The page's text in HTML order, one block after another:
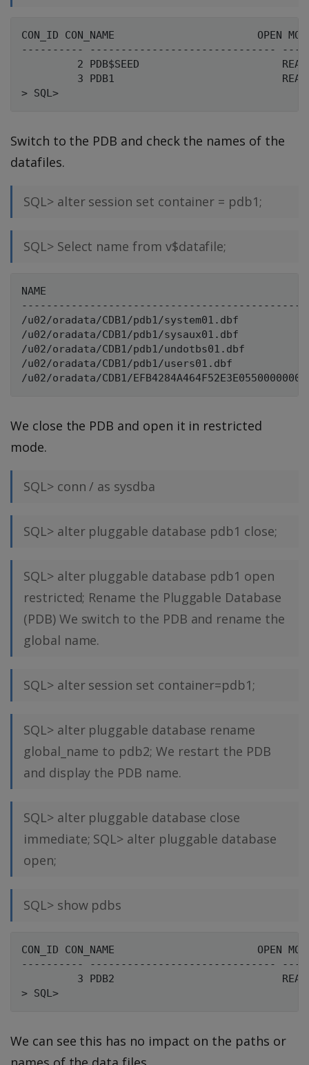
CON_ID CON_NAME                       OPEN MODE
---------- ------------------------------
2 PDB$SEED
3 PDB1
Switch to the PDB and check the names of the
datafiles.
SQL> alter session set container = pdb1;
SQL> Select name from v$datafile;
NAME
/u02/oradata/CDB1/pdb1/system01.dbf
/u02/oradata/CDB1/pdb1/sysaux01.dbf
/u02/oradata/CDB1/pdb1/undotbs01.dbf
/u02/oradata/CDB1/pdb1/users01.dbf
We close the PDB and open it in restricted
mode.
SQL> conn / as sysdba
SQL> alter pluggable database pdb1 close;
SQL> alter pluggable database pdb1 open
restricted; Rename the Pluggable Database
(PDB) We switch to the PDB and rename the
global name.
SQL> alter session set container=pdb1;
SQL> alter pluggable database rename
global_name to pdb2; We restart the PDB
and display the PDB name.
SQL> alter pluggable database close
immediate; SQL> alter pluggable database
open;
SQL> show pdbs
CON_ID CON_NAME                       OPEN MODE
---------- ------------------------------
3 PDB2
We can see this has no impact on the paths or